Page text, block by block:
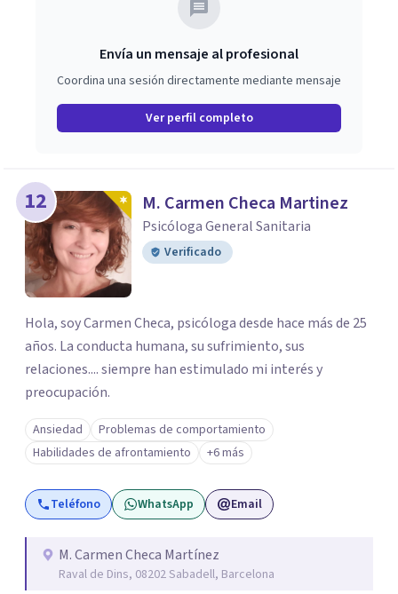
Envía un mensaje al profesional
Coordina una sesión directamente mediante mensaje
Ver perfil completo
12 M. Carmen Checa Martinez
Psicóloga General Sanitaria
Verificado
Hola, soy Carmen Checa, psicóloga desde hace más de 25
años. La conducta humana, su sufrimiento, sus
relaciones.... siempre han estimulado mi interés y
preocupación.
Ansiedad
Problemas de comportamiento
Habilidades de afrontamiento
+6 más
Teléfono WhatsApp Email
M. Carmen Checa Martínez
Raval de Dins, 08202 Sabadell, Barcelona